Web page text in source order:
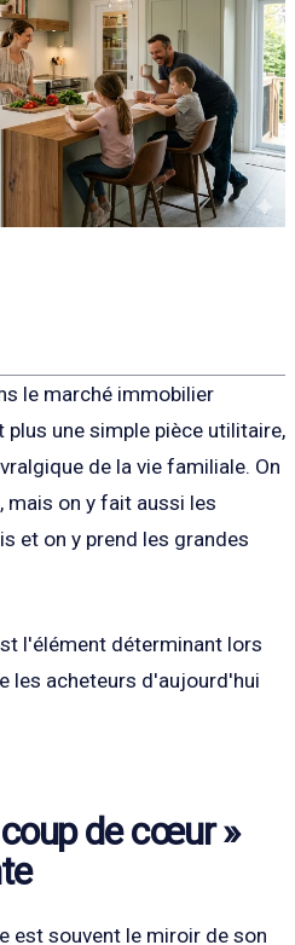
le marché immobilier
plus une simple pièce utilitaire,
de la vie familiale. On
mais on y fait aussi les
et on y prend les grandes
l'élément déterminant lors
les acheteurs d'aujourd'hui
de cœur »
est souvent le miroir de son